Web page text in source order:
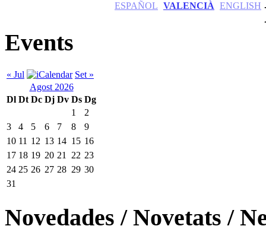
ESPAÑOL VALENCIÀ ENGLISH
Events
« Jul
Set »
Agost 2026
Dl Dt Dc Dj Dv Ds Dg
1
2
3
4 5 6 7 8
9
10 11 12 13 14 15 16
17 18 19 20 21 22 23
24 25 26 27 28 29 30
31
Novedades / Novetats /